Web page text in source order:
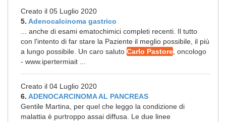
Creato il 05 Luglio 2020
5. Adenocalcinoma gastrico
... anche di esami ematochimici completi recenti. Il tutto
con l'intento di far stare la Paziente il meglio possibile, il più
a lungo possibile. Un caro saluto Carlo Pastore , oncologo
- www.ipertermiait ...
Creato il 04 Luglio 2020
6. ADENOCARCINOMA AL PANCREAS
Gentile Martina, per quel che leggo la condizione di
malattia è purtroppo assai diffusa. Le due linee